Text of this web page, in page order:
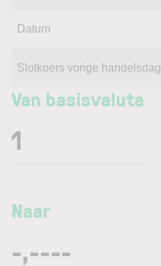
Datum
Slotkoers vorige handelsdag
Van basisvaluta
Naar